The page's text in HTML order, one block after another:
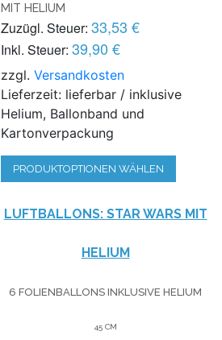
MIT HELIUM
Zuzügl. Steuer: 33,53 €
Inkl. Steuer: 39,90 €
zzgl.Versandkosten
Lieferzeit: lieferbar / inklusive
Helium, Ballonband und
Kartonverpackung
PRODUKTOPTIONEN WÄHLEN
LUFTBALLONS: STAR WARS MIT
HELIUM
6 FOLIENBALLONS INKLUSIVE HELIUM
45 CM